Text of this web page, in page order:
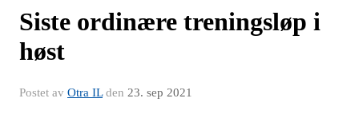
Siste ordinære treningsløp i
høst
Postet av Otra ILden 23. sep 2021